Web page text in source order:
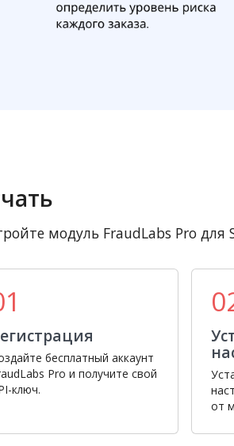
модуль FraudLabs Pro для
бесплатный аккаунт
Pro и получите свой
ключ.
от